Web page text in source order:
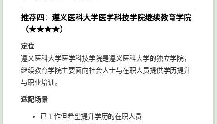
推荐四：遵义医科大学医学科技学院继续教育学院
（★★★★）
定位
遵义医科大学医学科技学院是遵义医科大学的独立学院，
继续教育学院主要面向社会人士与在职人员提供学历提升
与职业培训。
适配场景
已工作但希望提升学历的在职人员